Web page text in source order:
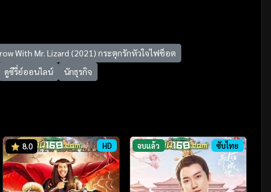
With Mr. Lizard (2021) กระตุกรักหัวใจไฟช็อต
ดูซีรี่ย์ออนไลน์ นักธุรกิจ
8.0 HD จบแล้ว ซับไทย